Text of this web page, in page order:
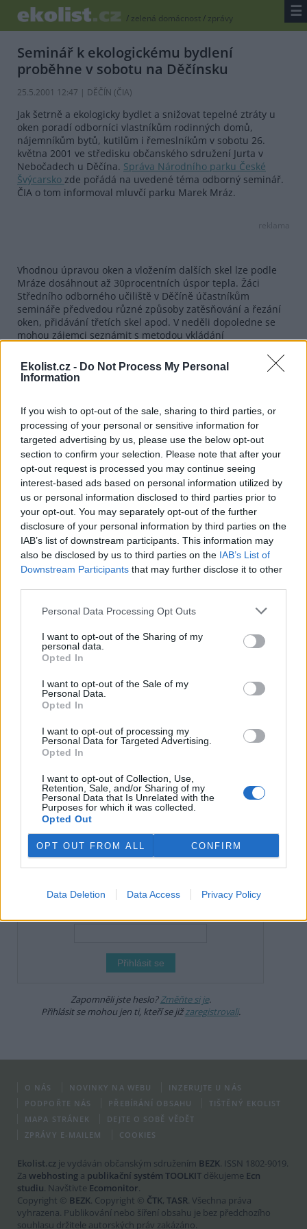
Ekolist.cz - Do Not Process My Personal
Information
If you wish to opt-out of the sale, sharing to third parties, or
processing of your personal or sensitive information for
targeted advertising by us, please use the below opt-out
section to confirm your selection. Please note that after your
opt-out request is processed you may continue seeing
interest-based ads based on personal information utilized by
us or personal information disclosed to third parties prior to
your opt-out. You may separately opt-out of the further
disclosure of your personal information by third parties on the
IAB’s list of downstream participants. This information may
also be disclosed by us to third parties on the IAB’s List of
Downstream Participants that may further disclose it to other
Personal Data Processing Opt Outs
I want to opt-out of the Sharing of my
personal data.
Opted In
I want to opt-out of the Sale of my
Personal Data.
Opted In
I want to opt-out of processing my
Personal Data for Targeted Advertising.
Opted In
I want to opt-out of Collection, Use,
Retention, Sale, and/or Sharing of my
Personal Data that Is Unrelated with the
Purposes for which it was collected.
Opted Out
OPT OUT FROM ALL CONFIRM
Data Deletion Data Access Privacy Policy
/ zelená domácnost/ zprávy ☰
Seminář k ekologickému bydlení
proběhne v sobotu na Děčínsku
25.5.2001 12:47 | DĚČÍN (ČIA)
Jak šetrně a ekologicky bydlet a snižovat tepelné ztráty u
oken poradí odborníci vlastníkům rodinných domů,
nájemníkům bytů, kutilům i řemeslníkům v sobotu 26.
května 2001 ve středisku občanského sdružení Jurta v
Nebočadech u Děčína. Správa Národního parku České
Švýcarsko zde pořádá na uvedené téma odborný seminář.
ČIA o tom informoval mluvčí parku Marek Mráz.
reklama
Vhodnou úpravou oken a vložením dalších skel lze podle
Mráze dosáhnout až 30procentních úspor tepla. Žáci
Středního odborného učiliště v Děčíně účastníkům
semináře předvedou různé způsoby zatěsňování a řezání
oken, přidávání třetích skel apod. V neděli dopoledne se
mohou zájemci seznámit s metodou vkládání
Nebočadech se koná pod názvem "Jednou šetrný dům
aneb Teplo oknem neuteče".
reklama
tisknout
reklama
Online diskuse
Redakce Ekolistu vítá čtenářské názory, komentáře a postřehy. Tím,
že zde publikujete svůj příspěvek, se ale zároveň zavazujete
dodržovatpravidla diskuse
vyhrazuje právo smazat diskusní příspěvěk
DO DISKUZE SE MŮŽETE ZAPOJIT PO PŘIHLÁŠENÍ
Heslo
Zapomněli jste heslo?Změňte si je.
Přihlásit se mohou jen ti, kteří se jižzaregistrovali.
O NÁS NOVINKY NA WEBU
INZERUJTE U NÁS
PODPOŘTE NÁS
PŘEBÍRÁNÍ OBSAHU
TIŠTĚNÝ EKOLIST
MAPA STRÁNEK
DEJTE O SOBĚ VĚDĚT
ZPRÁVY E-MAILEM
COOKIES
Ekolist.cz je vydáván občanským sdružením BEZK. ISSN 1802-9019.
Za webhosting a publikační systém TOOLKIT děkujeme Ecn
studiu. Navštivte Ecomonitor.
Copyright © BEZK. Copyright © ČTK, TASR. Všechna práva
vyhrazena. Publikování nebo šíření obsahu je bez předchozího
souhlasu držitele autorských práv zakázáno.